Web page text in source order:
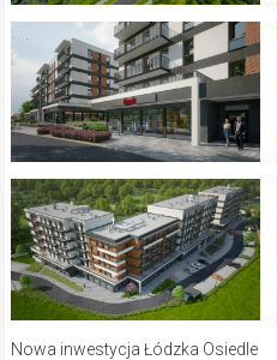
Nowa inwestycja Łódzka Osiedle